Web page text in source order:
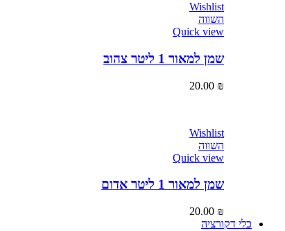
Wishlist
השווה
Quick view
שמן למאור 1 ליטר צהוב
20.00 ₪
Wishlist
השווה
Quick view
שמן למאור 1 ליטר אדום
20.00 ₪
כלי דקורציה